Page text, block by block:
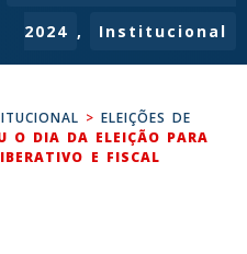
2024 , Institucional
> ELEIÇÕES DE
O DIA DA ELEIÇÃO PARA
E FISCAL